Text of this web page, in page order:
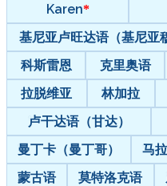
Karen
基尼亚卢旺达语（基尼亚
科斯雷恩
克里奥语
拉脱维亚
林加拉
卢干达语（甘达）
曼丁卡（曼丁哥）
马
蒙古语
莫特洛克语